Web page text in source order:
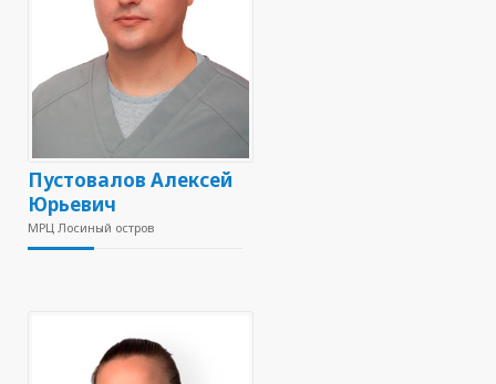
Пустовалов Алексей
Юрьевич
МРЦ Лосиный остров